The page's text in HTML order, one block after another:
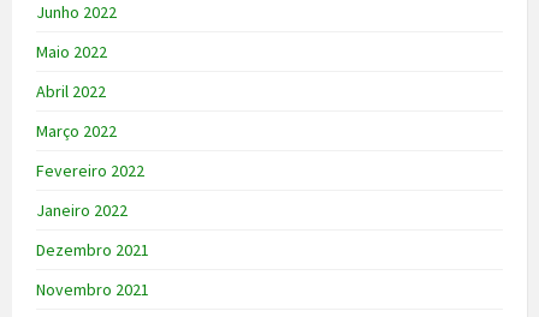
Junho 2022
Maio 2022
Abril 2022
Março 2022
Fevereiro 2022
Janeiro 2022
Dezembro 2021
Novembro 2021